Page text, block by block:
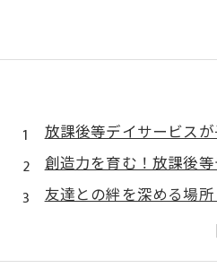
放課後等デイサービス
創造力を育む！放課後
友達との絆を深める場
専門支援員による個別
自信を持つ子どもたち